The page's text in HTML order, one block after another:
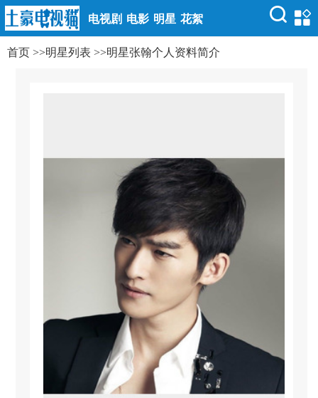
电视剧 电影 明星 花絮
首页 >>明星列表 >>明星张翰个人资料简介